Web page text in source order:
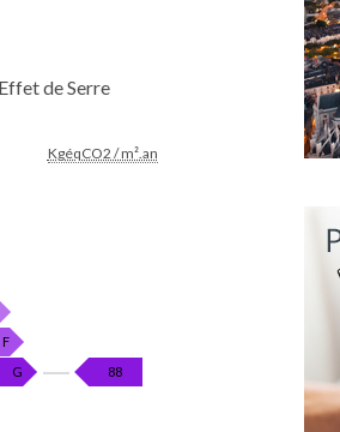
de Serre
KgéqCO2 / m².an
F
G 88KgéqCO2